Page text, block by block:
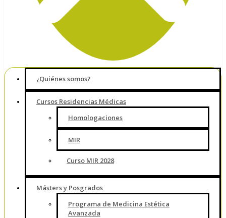
¿Quiénes somos?
Cursos Residencias Médicas
Homologaciones
MIR
Curso MIR 2028
Másters y Posgrados
Programa de Medicina Estética
Avanzada